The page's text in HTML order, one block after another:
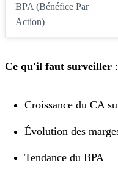
BPA (Bénéfice Par
Action)
Ce qu'il faut surveiller :
Croissance du CA
Évolution des
Tendance du BPA